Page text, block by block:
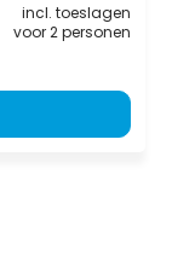
incl. toeslagen
voor 2 personen